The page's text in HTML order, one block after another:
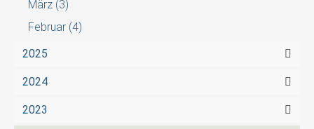
März (3)
Februar (4)
2025
2024
2023